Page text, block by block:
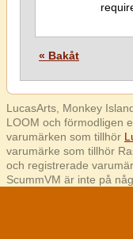
« Bakåt
LucasArts, Monkey
LOOM och förmodligen
varumärken som tillhör
varumärke som tillhör
och registrerade
ScummVM är inte på